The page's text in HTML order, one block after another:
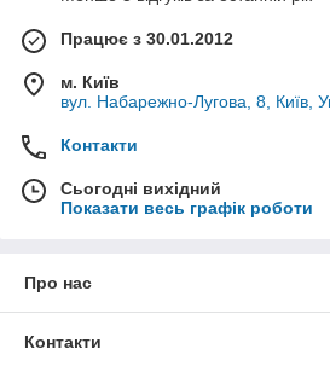
Працює з 30.01.2012
м. Київ
вул. Набарежно-Лугова, 8, Київ,
Контакти
Сьогодні вихідний
Показати весь графік роботи
Про нас
Контакти